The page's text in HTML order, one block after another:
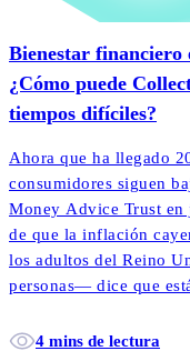
Bienestar financiero
¿Cómo puede
tiempos difíciles?
Ahora que ha llegado
consumidores siguen
Money Advice Trust en
de que la inflación
los adultos del Reino
personas— dice que
4 mins de lectura